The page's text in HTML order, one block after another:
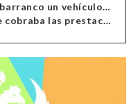
Cinco heridos al caer por un barranco un vehículo en Alcolea
Detenido un matrimonio que cobraba las prestaciones de ilegales en Almería, Granada, Málaga, Huelva y Murcia